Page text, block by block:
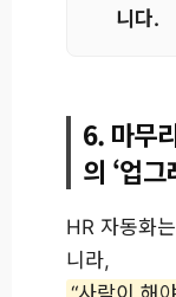
니다.
6. 마무
의 ‘업
HR 자동화
니라,